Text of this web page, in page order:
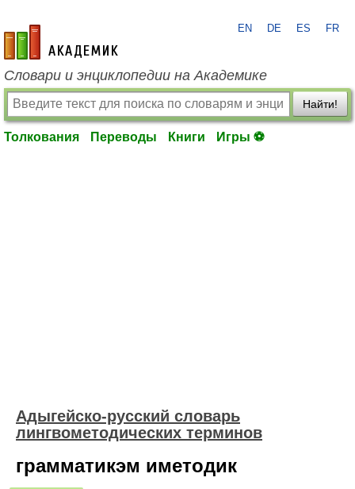
academic.ru
EN DE ES FR
Словари и энциклопедии на Академике
Найти!
Толкования Переводы Книги Игры ⚽
Адыгейско-русский словарь
лингвометодических терминов
грамматикэм иметодик